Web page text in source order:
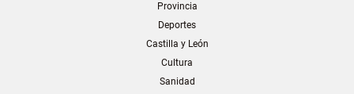
Provincia
Deportes
Castilla y León
Cultura
Sanidad